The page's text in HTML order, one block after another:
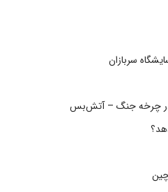
سربازان
در چرخه جنگ – آتش‌بس